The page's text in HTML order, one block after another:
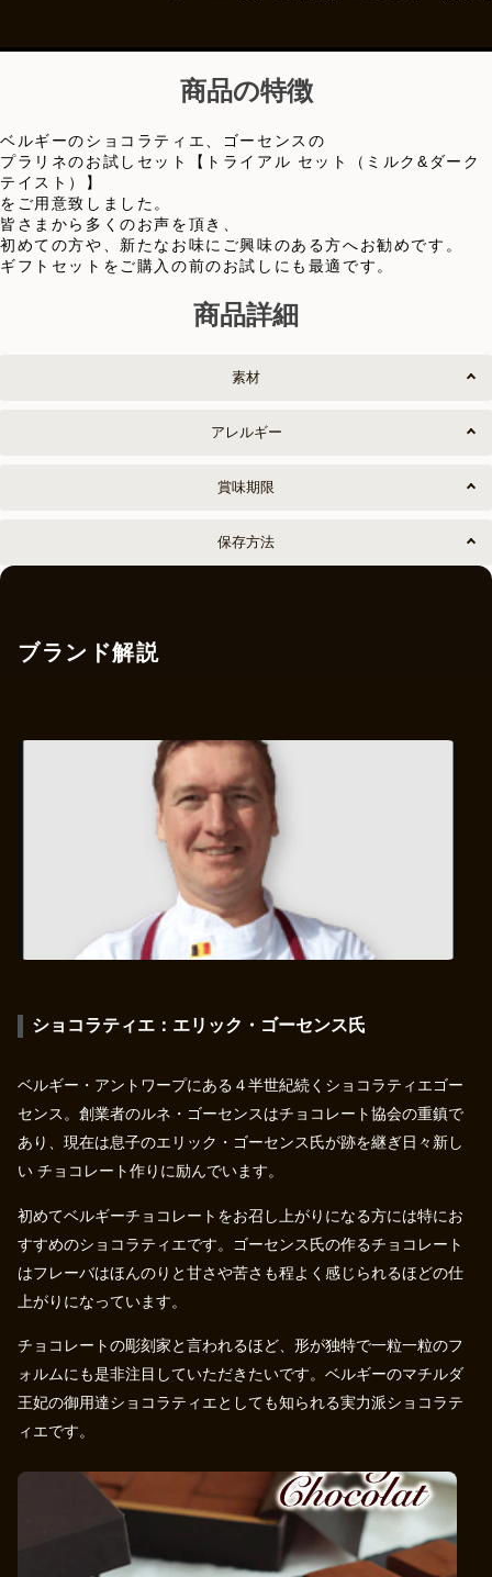
商品の特徴
ベルギーのショコラティエ、ゴーセンスの
プラリネのお試しセット【トライアル セット（ミルク&ダーク
テイスト）】
をご用意致しました。
皆さまから多くのお声を頂き、
初めての方や、新たなお味にご興味のある方へお勧めです。
ギフトセットをご購入の前のお試しにも最適です。
商品詳細
素材
アレルギー
賞味期限
保存方法
ブランド解説
ショコラティエ：エリック・ゴーセンス氏
ベルギー・アントワープにある４半世紀続くショコラティエゴー
センス。創業者のルネ・ゴーセンスはチョコレート協会の重鎮で
あり、現在は息子のエリック・ゴーセンス氏が跡を継ぎ日々新し
い チョコレート作りに励んでいます。
初めてベルギーチョコレートをお召し上がりになる方には特にお
すすめのショコラティエです。ゴーセンス氏の作るチョコレート
はフレーバはほんのりと甘さや苦さも程よく感じられるほどの仕
上がりになっています。
チョコレートの彫刻家と言われるほど、形が独特で一粒一粒のフ
ォルムにも是非注目していただきたいです。ベルギーのマチルダ
王妃の御用達ショコラティエとしても知られる実力派ショコラテ
ィエです。